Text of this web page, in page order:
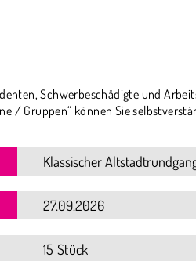
Schwerbeschädigte und
/ Gruppen“ können Sie
15 Stück